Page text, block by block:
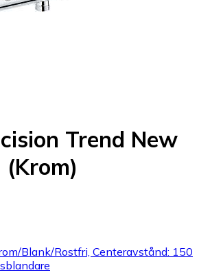
Trend New
Blank/Rostfri, Centeravstånd: 150